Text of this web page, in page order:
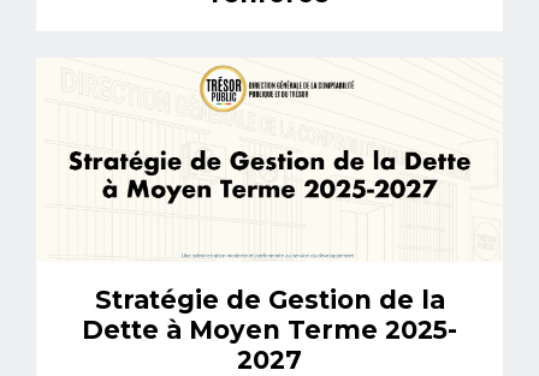
Stratégie de Gestion de la
Dette à Moyen Terme 2025-
2027